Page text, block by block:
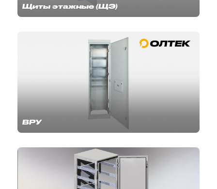
Щиты этажные (ЩЭ)
ВРУ